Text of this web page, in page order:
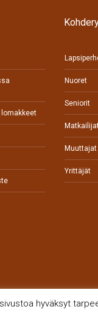
Nuoret
Seniorit
Muuttajat
Yrittäjät
hyväksyt